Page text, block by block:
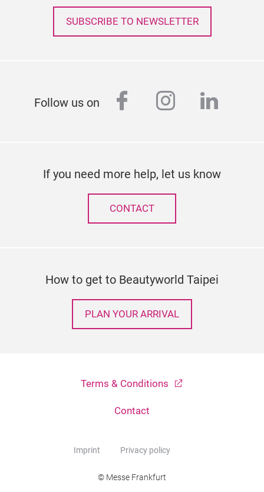
SUBSCRIBE TO NEWSLETTER
Follow us on facebook
instagram
If you need more help, let us know
CONTACT
How to get to Beautyworld Taipei
PLAN YOUR ARRIVAL
Terms & Conditions
Contact
Imprint Privacy policy
© Messe Frankfurt